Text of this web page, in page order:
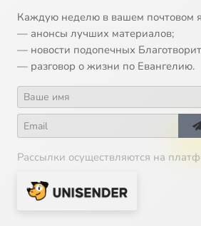
Каждую неделю в вашем почтовом
— анонсы лучших материалов;
— новости подопечных
— разговор о жизни по Евангелию.
Рассылки осуществляются на